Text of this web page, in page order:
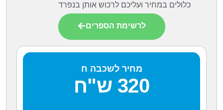
כלולים במחיר ועליכם לרכוש אותן בנפרד
לרשימת הספרים
מחיר לשכבה ח
320 ש"ח